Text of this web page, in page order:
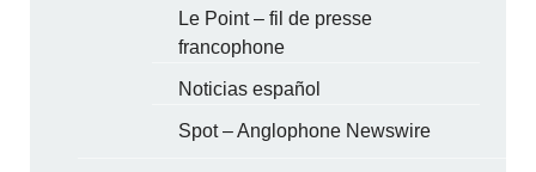
Le Point – fil de presse
francophone
Noticias español
Spot – Anglophone Newswire